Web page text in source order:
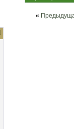
«